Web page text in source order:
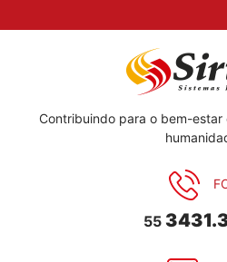
Contribuindo para o bem-
55